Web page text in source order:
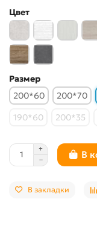
Цвет
Размер
200*60
200*70
190*60
200*35
В
В закладки